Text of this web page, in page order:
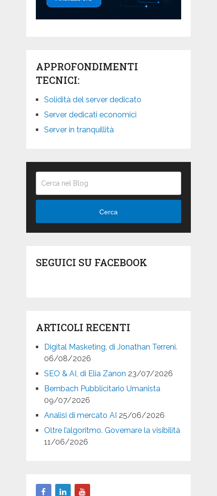
APPROFONDIMENTI
TECNICI:
Solidità del server dedicato
Server dedicati economici
Server in tranquillità
Cerca
SEGUICI SU FACEBOOK
ARTICOLI RECENTI
Digital Masketing, di Jonathan Terreni.
06/08/2026
SEO & AI, di Elia Zanon 23/07/2026
Bernbach Pubblicitario Umanista
09/07/2026
Analisi di mercato AI 25/06/2026
Oltre l’algoritmo. Governare la visibilità
11/06/2026